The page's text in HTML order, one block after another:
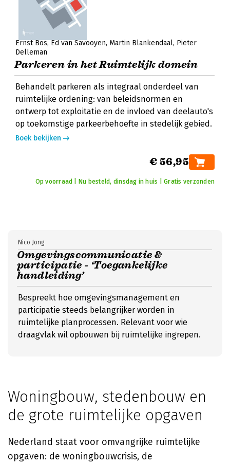
Ernst Bos Ed van Savooyen Martin Blankendaal Pieter
Delleman
Parkeren in het Ruimtelijk domein
Behandelt parkeren als integraal onderdeel van
ruimtelijke ordening: van beleidsnormen en
ontwerp tot exploitatie en de invloed van deelauto's
op toekomstige parkeerbehoefte in stedelijk gebied.
Boek bekijken
€ 56,95
Op voorraad | Nu besteld, dinsdag in huis | Gratis verzonden
Omgevingscommunicatie &
participatie - ‘Toegankelijke
handleiding’
Nico Jong
Bespreekt hoe omgevingsmanagement en
participatie steeds belangrijker worden in
ruimtelijke planprocessen. Relevant voor wie
draagvlak wil opbouwen bij ruimtelijke ingrepen.
Woningbouw, stedenbouw en
de grote ruimtelijke opgaven
Nederland staat voor omvangrijke ruimtelijke
opgaven: de woningbouwcrisis, de